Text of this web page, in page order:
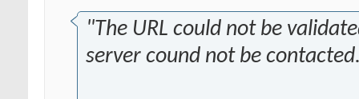
"The URL could not be
server cound not be